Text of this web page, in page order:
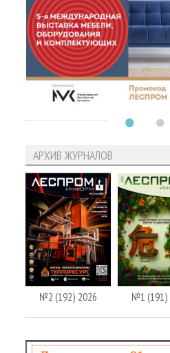
АРХИВ ЖУРНАЛОВ
№2 (192) 2026 №1 (191)